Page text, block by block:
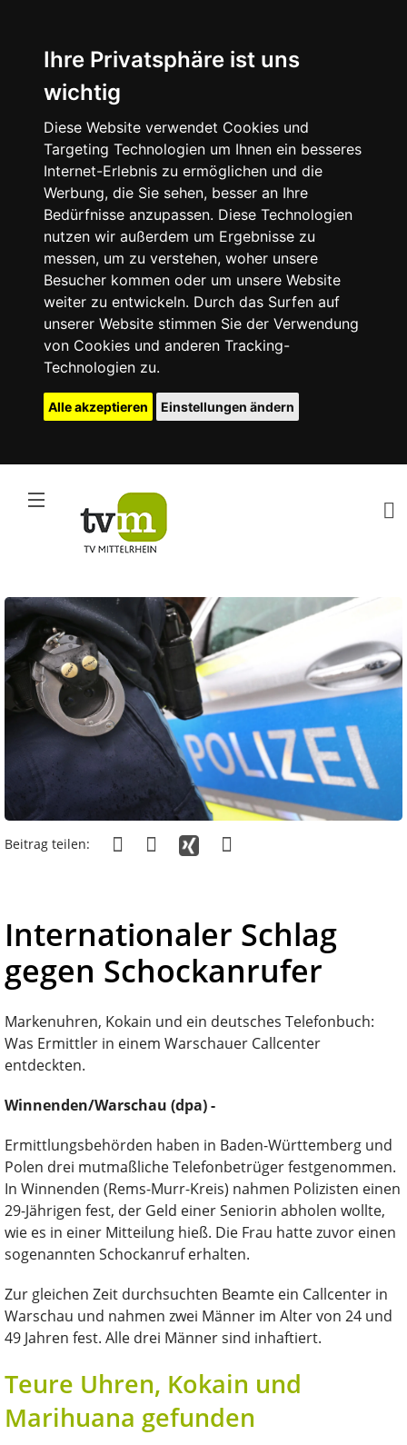
Ihre Privatsphäre ist uns
wichtig
Diese Website verwendet Cookies und
Targeting Technologien um Ihnen ein besseres
Internet-Erlebnis zu ermöglichen und die
Werbung, die Sie sehen, besser an Ihre
Bedürfnisse anzupassen. Diese Technologien
nutzen wir außerdem um Ergebnisse zu
messen, um zu verstehen, woher unsere
Besucher kommen oder um unsere Website
weiter zu entwickeln. Durch das Surfen auf
unserer Website stimmen Sie der Verwendung
von Cookies und anderen Tracking-
Technologien zu.
Alle akzeptieren Einstellungen ändern
Beitrag teilen:
Internationaler Schlag
gegen Schockanrufer
Markenuhren, Kokain und ein deutsches Telefonbuch:
Was Ermittler in einem Warschauer Callcenter
entdeckten.
Winnenden/Warschau (dpa) -
Ermittlungsbehörden haben in Baden-Württemberg und
Polen drei mutmaßliche Telefonbetrüger festgenommen.
In Winnenden (Rems-Murr-Kreis) nahmen Polizisten einen
29-Jährigen fest, der Geld einer Seniorin abholen wollte,
wie es in einer Mitteilung hieß. Die Frau hatte zuvor einen
sogenannten Schockanruf erhalten.
Zur gleichen Zeit durchsuchten Beamte ein Callcenter in
Warschau und nahmen zwei Männer im Alter von 24 und
49 Jahren fest. Alle drei Männer sind inhaftiert.
Teure Uhren, Kokain und
Marihuana gefunden